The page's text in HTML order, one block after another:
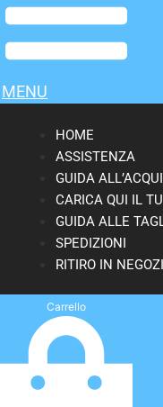
MENU
HOME
ASSISTENZA
GUIDA
CARICA QUI IL
GUIDA ALLE
SPEDIZIONI
RITIRO IN
Carrello